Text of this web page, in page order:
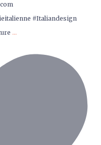
#Italiandesign
...